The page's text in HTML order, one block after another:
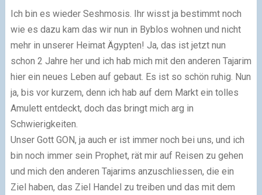
Ich bin es wieder Seshmosis. Ihr wisst ja bestimmt noch
wie es dazu kam das wir nun in Byblos wohnen und nicht
mehr in unserer Heimat Ägypten! Ja, das ist jetzt nun
schon 2 Jahre her und ich hab mich mit den anderen Tajarim
hier ein neues Leben auf gebaut. Es ist so schön ruhig. Nun
ja, bis vor kurzem, denn ich hab auf dem Markt ein tolles
Amulett entdeckt, doch das bringt mich arg in
Schwierigkeiten.
Unser Gott GON, ja auch er ist immer noch bei uns, und ich
bin noch immer sein Prophet, rät mir auf Reisen zu gehen
und mich den anderen Tajarims anzuschliessen, die ein
Ziel haben, das Ziel Handel zu treiben und das mit dem